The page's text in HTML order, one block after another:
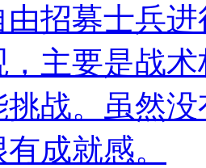
由招募士兵
主要是战
战。虽然
成就感。